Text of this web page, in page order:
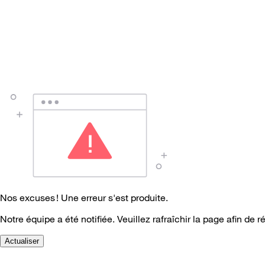
Nos excuses ! Une erreur s'est produite.
Notre équipe a été notifiée. Veuillez rafraîchir la page afin de
Actualiser